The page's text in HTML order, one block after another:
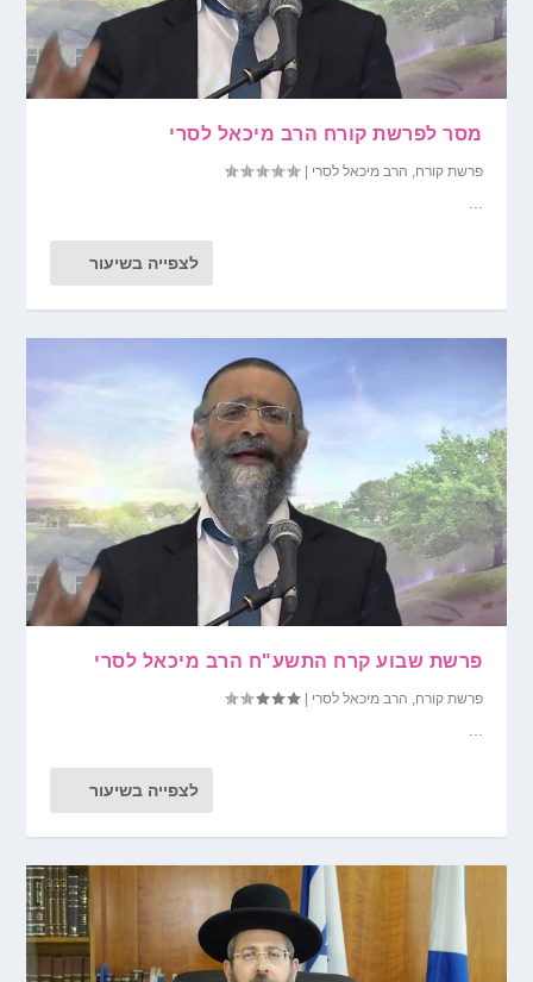
מסר לפרשת קורח הרב מיכאל לסרי
פרשת קורח, הרב מיכאל לסרי |
לצפייה בשיעור
פרשת שבוע קרח התשע"ח הרב מיכאל לסרי
פרשת קורח, הרב מיכאל לסרי |
לצפייה בשיעור